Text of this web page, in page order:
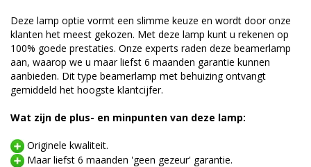
Deze lamp optie vormt een slimme keuze en wordt door onze
klanten het meest gekozen. Met deze lamp kunt u rekenen op
100% goede prestaties. Onze experts raden deze beamerlamp
aan, waarop we u maar liefst 6 maanden garantie kunnen
aanbieden. Dit type beamerlamp met behuizing ontvangt
gemiddeld het hoogste klantcijfer.
Wat zijn de plus- en minpunten van deze lamp:
Originele kwaliteit.
Maar liefst 6 maanden 'geen gezeur' garantie.